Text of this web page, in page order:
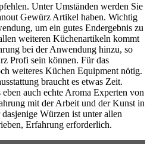
Unter Umständen werden Sie
Gewürz Artikel haben. Wichtig
um ein gutes Endergebnis zu
weiteren Küchenartikeln kommt
bei der Anwendung hinzu, so
Profi sein können. Für das
weiteres Küchen Equipment nötig.
braucht es etwas Zeit.
auch echte Aroma Experten von
mit der Arbeit und der Kunst in
Würzen ist unter allen
Erfahrung erforderlich.